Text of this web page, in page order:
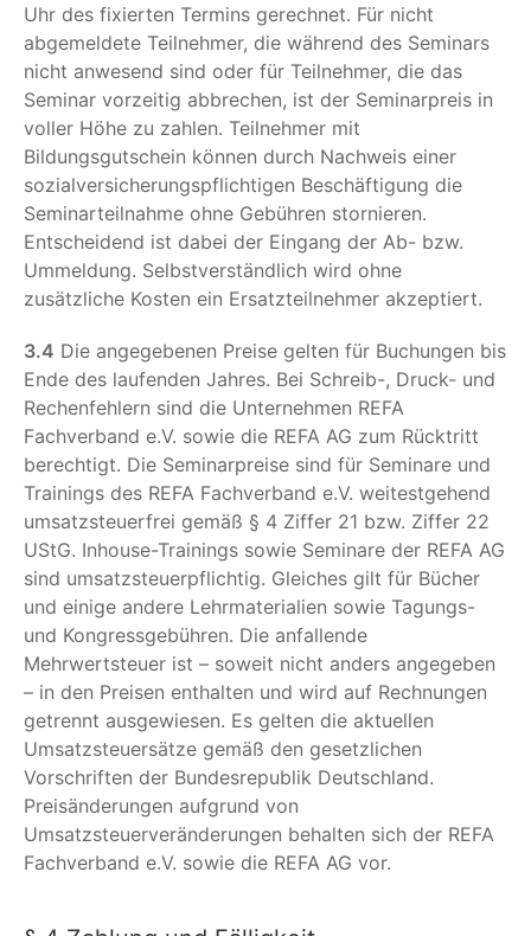
Uhr des fixierten Termins gerechnet. Für nicht
abgemeldete Teilnehmer, die während des Seminars
nicht anwesend sind oder für Teilnehmer, die das
Seminar vorzeitig abbrechen, ist der Seminarpreis in
voller Höhe zu zahlen. Teilnehmer mit
Bildungsgutschein können durch Nachweis einer
sozialversicherungspflichtigen Beschäftigung die
Seminarteilnahme ohne Gebühren stornieren.
Entscheidend ist dabei der Eingang der Ab- bzw.
Ummeldung. Selbstverständlich wird ohne
zusätzliche Kosten ein Ersatzteilnehmer akzeptiert.
3.4 Die angegebenen Preise gelten für Buchungen bis
Ende des laufenden Jahres. Bei Schreib-, Druck- und
Rechenfehlern sind die Unternehmen REFA
Fachverband e.V. sowie die REFA AG zum Rücktritt
berechtigt. Die Seminarpreise sind für Seminare und
Trainings des REFA Fachverband e.V. weitestgehend
umsatzsteuerfrei gemäß § 4 Ziffer 21 bzw. Ziffer 22
UStG. Inhouse-Trainings sowie Seminare der REFA AG
sind umsatzsteuerpflichtig. Gleiches gilt für Bücher
und einige andere Lehrmaterialien sowie Tagungs-
und Kongressgebühren. Die anfallende
Mehrwertsteuer ist – soweit nicht anders angegeben
– in den Preisen enthalten und wird auf Rechnungen
getrennt ausgewiesen. Es gelten die aktuellen
Umsatzsteuersätze gemäß den gesetzlichen
Vorschriften der Bundesrepublik Deutschland.
Preisänderungen aufgrund von
Umsatzsteuerveränderungen behalten sich der REFA
Fachverband e.V. sowie die REFA AG vor.